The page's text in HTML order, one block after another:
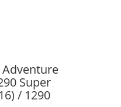
Adventure
Super
/ 1290